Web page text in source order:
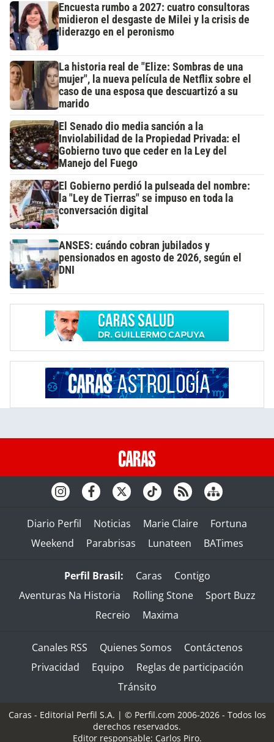
Encuesta rumbo a 2027: cuatro consultoras
midieron el desgaste de Milei y la crisis de
liderazgo en el peronismo
La historia real de "Elize: Sombras de una
mujer", la nueva película de Netflix sobre el
caso de una esposa que descuartizó a su
marido
El Senado dio media sanción a la
Inviolabilidad de la Propiedad Privada: el
Gobierno tuvo que ceder en la Ley del
Manejo del Fuego
El Gobierno perdió la pulseada del nombre:
la "Ley de Tierras" se impuso en toda la
conversación digital
ANSES: cuándo cobran jubilados y
pensionados en agosto de 2026, según el
DNI
Diario Perfil Noticias Marie Claire
Fortuna
Weekend
Parabrisas Lunateen BATimes
Perfil Brasil: Caras
Contigo
Aventuras Na Historia
Rolling Stone
Sport Buzz
Recreio
Maxima
Canales RSS Quienes Somos
Contáctenos
Privacidad
Equipo
Reglas de participación
Tránsito
Caras - Editorial Perfil S.A. | © Perfil.com 2006-2026 - Todos los
derechos reservados.
Editor responsable: Carlos Piro.